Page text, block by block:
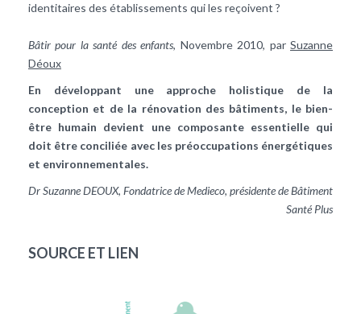
identitaires des établissements qui les reçoivent ?
Bâtir pour la santé des enfants, Novembre 2010, parSuzanne
Déoux
En développant une approche holistique de la
conception et de la rénovation des bâtiments, le bien-
être humain devient une composante essentielle qui
doit être conciliée avec les préoccupations énergétiques
et environnementales.
Dr Suzanne DEOUX, Fondatrice de Medieco, présidente de Bâtiment
Santé Plus
SOURCE ET LIEN